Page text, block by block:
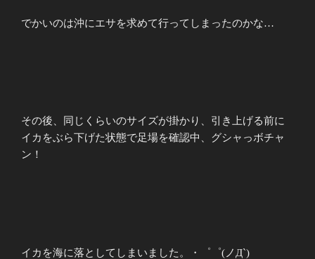
でかいのは沖にエサを求めて行ってしまったのかな…
その後、同じくらいのサイズが掛かり、引き上げる前に
イカをぶら下げた状態で足場を確認中、グシャっボチャ
ン！
イカを海に落としてしまいました。・゜゜(ノД`)